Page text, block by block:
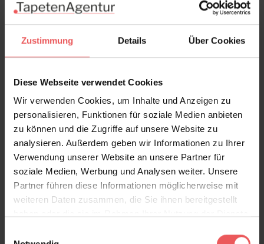
Zustimmung Details Über Cookies
Diese Webseite verwendet Cookies
Wir verwenden Cookies, um Inhalte und Anzeigen zu
personalisieren, Funktionen für soziale Medien anbieten
zu können und die Zugriffe auf unsere Website zu
analysieren. Außerdem geben wir Informationen zu Ihrer
Verwendung unserer Website an unsere Partner für
soziale Medien, Werbung und Analysen weiter. Unsere
Partner führen diese Informationen möglicherweise mit
weiteren Daten zusammen, die Sie ihnen bereitgestellt